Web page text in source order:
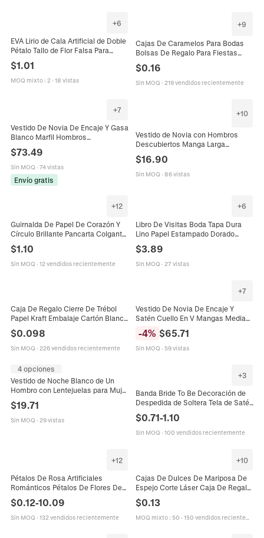
+6
EVA Lirio de Cala Artificial de Doble
Pétalo Tallo de Flor Falsa Para
Accesorio de Fotografía Arreglo
$1.01
MOQ mixto: 2· 18 vistas
+9
Cajas De Caramelos Para Bodas
Bolsas De Regalo Para Fiestas
Oro Caja De Recuerdos
$0.16
Sin MOQ · 219 vendidos recientemente
+7
Vestido De Novia De Encaje Y Gasa
Blanco Marfil Hombros
Descubiertos Abertura Alta Línea A
Cola Elegante Vestido Nupcial
$73.49
Sin MOQ · 74 vistas
Envío gratis
+10
Vestido de Novia con Hombros
Descubiertos Manga Larga
Elegante Plisado Spandex Gasa
Maxi Vestido de Noche para Mujer
Fiesta Boda
$16.90
Sin MOQ · 86 vistas
+12
Guirnalda De Papel De Corazón Y
Círculo Brillante Pancarta Colgante
De Boda Cumpleaños
$1.10
Sin MOQ · 12 vendidos recientemente
+6
Libro De Visitas Boda Tapa Dura
Lino Papel Estampado Dorado
Celebración Libro Recuerdos
$3.89
Sin MOQ · 27 vistas
Caja De Regalo Cierre De Trébol
Papel Kraft Embalaje Cartón Blanco
Para Bodas Fiestas Y
Decoraciones
$0.098
Sin MOQ · 226 vendidos recientemente
+7
Vestido De Novia De Encaje Y
Satén Cuello En V Mangas Medias
Línea A Cola Larga Elegante
Mujeres Blanco Marfil
-4% $65.71
Sin MOQ · 59 vistas
4 opciones
Vestido de Noche Blanco de Un
Hombro con Lentejuelas para Mujer
Elegante de Malla Largo Vestido de
Novia con Cola
$19.71
Sin MOQ · 29 vistas
+3
Banda Bride To Be Decoración de
Despedida de Soltera Tela de Satén
con Purpurina Cinta de Boda
Accesorio de Fiesta para Mujer
$0.71-1.10
Sin MOQ · 100 vendidos recientemente
+12
Pétalos De Rosa Artificiales
Románticos Pétalos De Flores De
Tela No Tejida Para Boda Fiesta
Confeti Propuesta Decoración
Romántica De La Habitación
$0.12-10.09
Sin MOQ · 132 vendidos recientemente
+10
Cajas De Dulces De Mariposa De
Espejo Corte Láser Caja De Regalo
Hueca Con Cinta Para Boda
Cumpleaños Fiesta Decorativo
$0.13
MOQ mixto: 50 · 150 vendidos recientemente